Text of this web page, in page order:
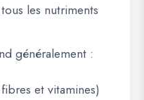
les nutriments
généralement :
et vitamines)